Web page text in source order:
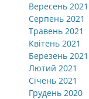
Вересень 2021
Серпень 2021
Травень 2021
Квітень 2021
Березень 2021
Лютий 2021
Січень 2021
Грудень 2020